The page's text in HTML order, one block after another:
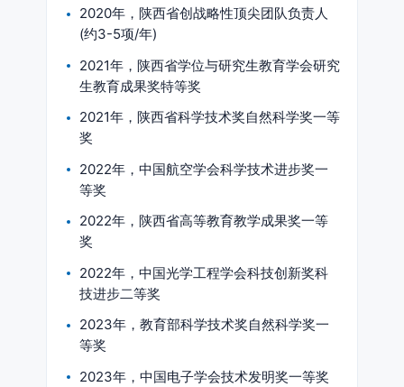
2020年，陕西省创战略性顶尖团队负责人
(约3-5项/年)
2021年，陕西省学位与研究生教育学会研究
生教育成果奖特等奖
2021年，陕西省科学技术奖自然科学奖一等
奖
2022年，中国航空学会科学技术进步奖一
等奖
2022年，陕西省高等教育教学成果奖一等
奖
2022年，中国光学工程学会科技创新奖科
技进步二等奖
2023年，教育部科学技术奖自然科学奖一
等奖
2023年，中国电子学会技术发明奖一等奖